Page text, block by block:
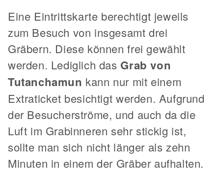
Eine Eintrittskarte berechtigt jeweils
zum Besuch von insgesamt drei
Gräbern. Diese können frei gewählt
werden. Lediglich das Grab von
Tutanchamun kann nur mit einem
Extraticket besichtigt werden. Aufgrund
der Besucherströme, und auch da die
Luft im Grabinneren sehr stickig ist,
sollte man sich nicht länger als zehn
Minuten in einem der Gräber aufhalten.